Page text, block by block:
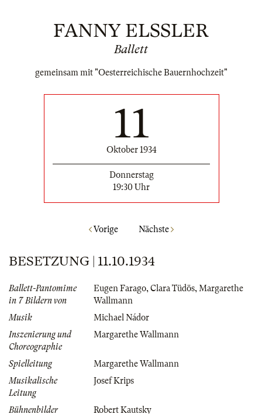
FANNY ELSSLER
Ballett
gemeinsam mit "Oesterreichische Bauernhochzeit"
11
Oktober 1934
Donnerstag
19:30 Uhr
Vorige Nächste
BESETZUNG | 11.10.1934
Ballett-Pantomime
in 7 Bildern von
Eugen Farago, Clara Tüdös, Margarethe
Wallmann
Musik
Michael Nádor
Inszenierung und
Choreographie
Margarethe Wallmann
Spielleitung
Margarethe Wallmann
Musikalische
Leitung
Josef Krips
Bühnenbilder
Robert Kautsky